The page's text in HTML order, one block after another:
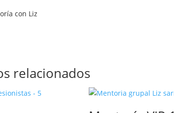
con Liz
relacionados